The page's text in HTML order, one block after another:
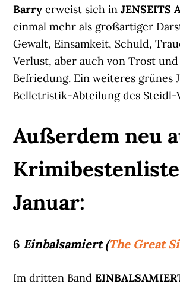
Barry erweist sich inJENSEITS
einmal mehr als großartiger
Gewalt, Einsamkeit, Schuld,
Verlust, aber auch von Trost
Befriedung. Ein weiteres grünes
Belletristik-Abteilung des Steidl-
Außerdem neu
Krimibestenliste
Januar:
6 Einbalsamiert (The Great
Im dritten Band